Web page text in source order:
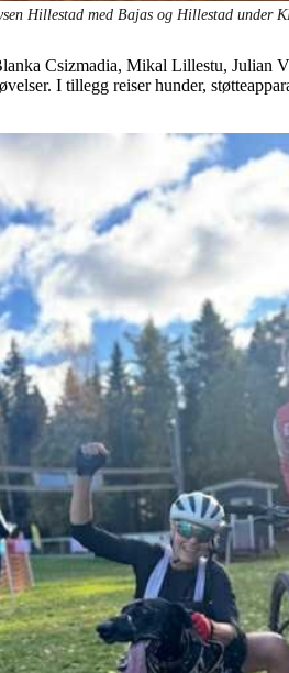
Hillestad med Bajas og Hillestad under
Csizmadia, Mikal Lillestu, Julian
I tillegg reiser hunder,